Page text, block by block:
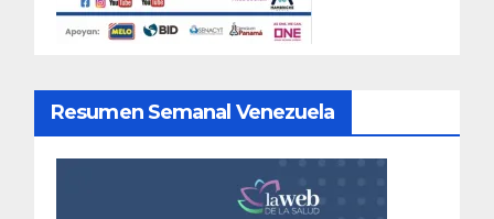
Resumen Semanal Venezuela